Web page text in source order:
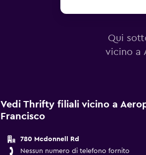
Qui
vicino a
Vedi Thrifty filiali vicino a
Francisco
780 Mcdonnell Rd
Nessun numero di telefono fornito